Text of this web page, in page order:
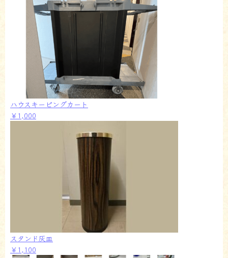
ハウスキーピングカート
￥1,000
スタンド灰皿
￥1,100